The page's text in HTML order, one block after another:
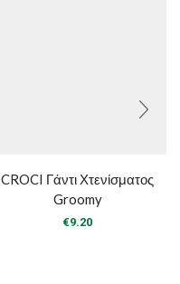
CROCI Γάντι Χτενίσματος
Groomy
€9.20